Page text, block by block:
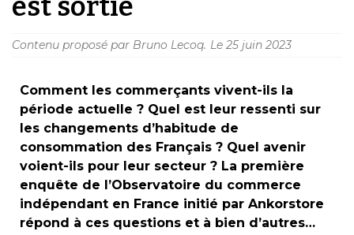
Contenu proposé par Bruno Lecoq. Le 25 juin 2023
Comment les commerçants vivent-ils la
période actuelle ? Quel est leur ressenti sur
les changements d’habitude de
consommation des Français ? Quel avenir
voient-ils pour leur secteur ? La première
enquête de l’Observatoire du commerce
indépendant en France initié par Ankorstore
répond à ces questions et à bien d’autres…